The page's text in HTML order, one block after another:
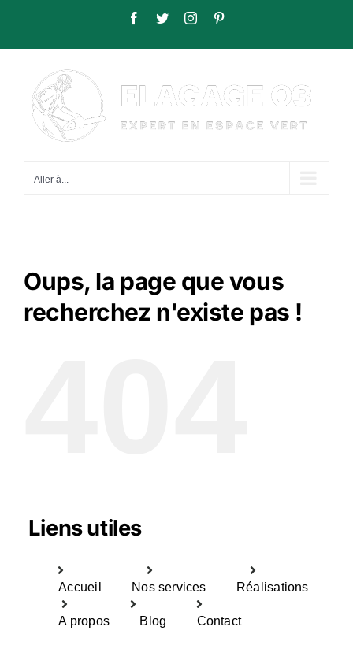
Facebook
TwitterInstagram
Aller à...
Oups, la page que vous
recherchez n'existe pas !
Liens utiles
Accueil Nos services Réalisations
A propos Blog Contact